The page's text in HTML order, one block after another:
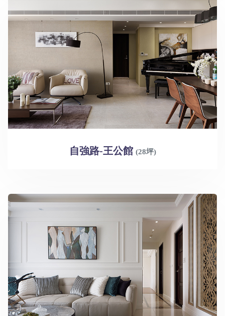
自強路-王公館 (28坪)